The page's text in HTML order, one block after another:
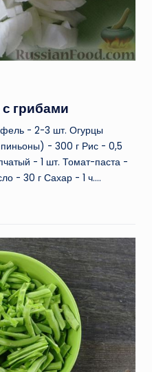
грибами
- 2-3 шт. Огурцы
- 300 г Рис - 0,5
- 1 шт. Томат-паста -
- 30 г Сахар - 1 ч.…